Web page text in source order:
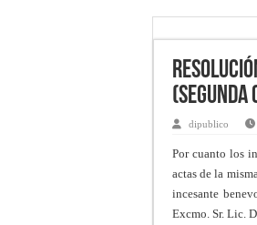
dipublico
Por cuanto los
actas de la
incesante
Excmo. Sr. Lic.